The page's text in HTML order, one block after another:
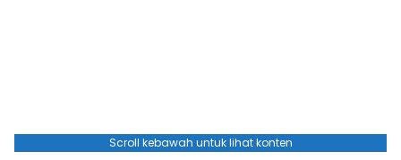
Scroll kebawah untuk lihat konten